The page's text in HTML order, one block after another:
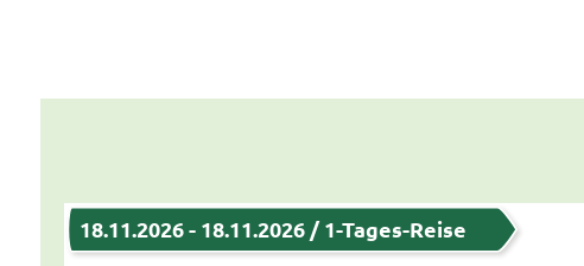
18.11.2026 - 18.11.2026 / 1-Tages-Reise